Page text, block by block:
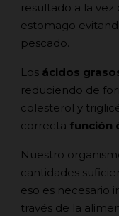
resultado a la
estomago
pescado.
Los ácidos
reduciendo de
colesterol y
correcta función
Nuestro
cantidades
eso es necesario
través de la